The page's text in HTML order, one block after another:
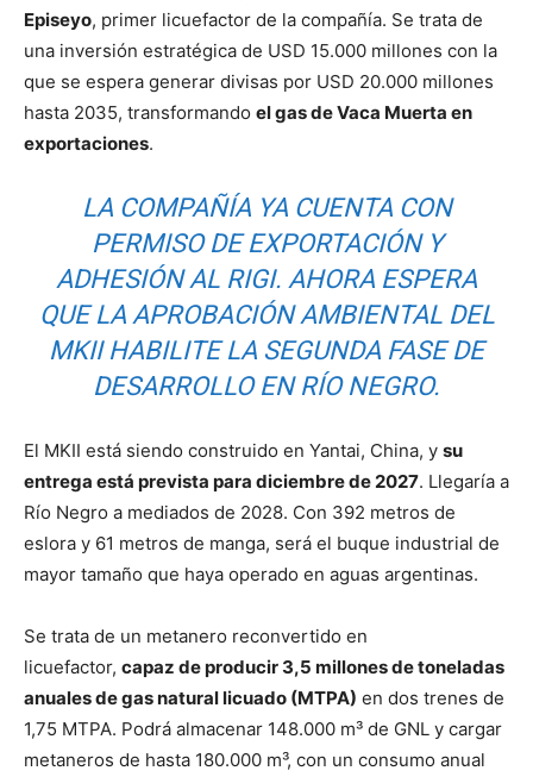
Episeyo, primer licuefactor de la compañía. Se trata de
una inversión estratégica de USD 15.000 millones con la
que se espera generar divisas por USD 20.000 millones
hasta 2035, transformando el gas de Vaca Muerta en
exportaciones.
LA COMPAÑÍA YA CUENTA CON
PERMISO DE EXPORTACIÓN Y
ADHESIÓN AL RIGI. AHORA ESPERA
QUE LA APROBACIÓN AMBIENTAL DEL
MKII HABILITE LA SEGUNDA FASE DE
DESARROLLO EN RÍO NEGRO.
El MKII está siendo construido en Yantai, China, y su
entrega está prevista para diciembre de 2027. Llegaría a
Río Negro a mediados de 2028. Con 392 metros de
eslora y 61 metros de manga, será el buque industrial de
mayor tamaño que haya operado en aguas argentinas.
Se trata de un metanero reconvertido en
licuefactor, capaz de producir 3,5 millones de toneladas
anuales de gas natural licuado (MTPA) en dos trenes de
1,75 MTPA. Podrá almacenar 148.000 m³ de GNL y cargar
metaneros de hasta 180.000 m³, con un consumo anual